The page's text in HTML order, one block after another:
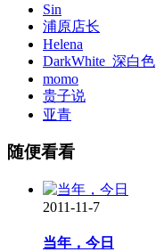
Sin
浦原店长
Helena
DarkWhite_深白色
momo
贵子说
亚青
随便看看
2011-11-7
当年，今日